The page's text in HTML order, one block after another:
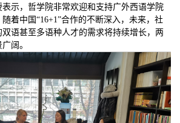
示，哲学院非常欢迎和支持广外西语学院
着中国“16+1”合作的不断深入，未来，社
语甚至多语种人才的需求将持续增长，两
阔。